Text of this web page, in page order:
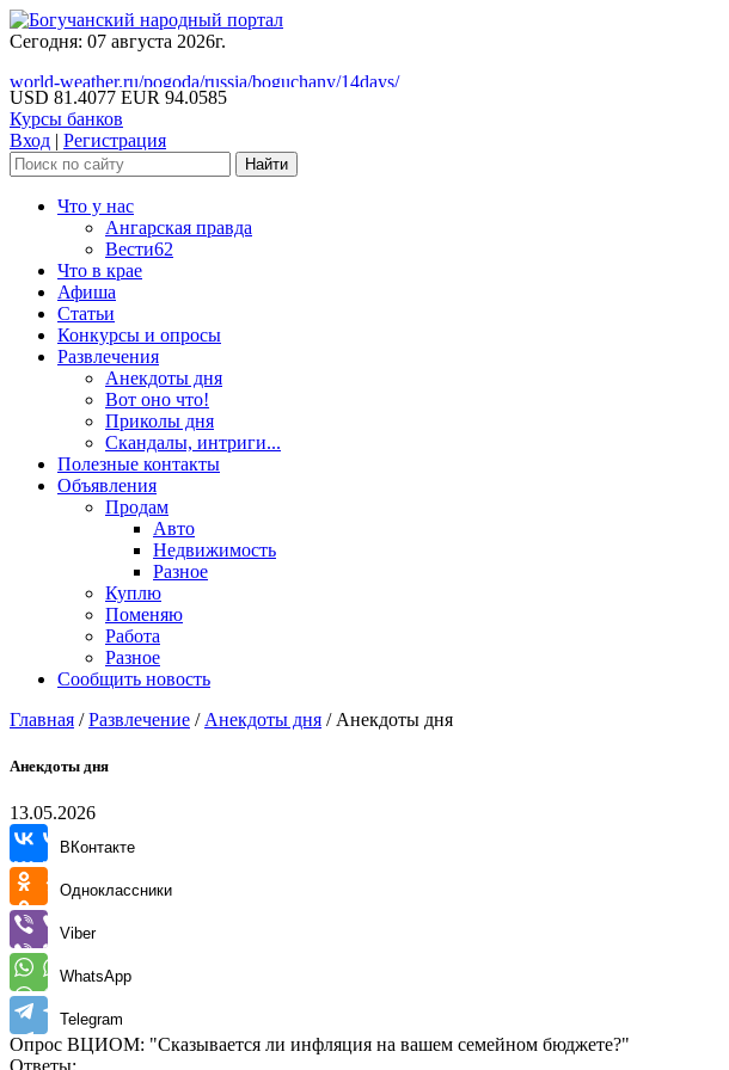
Сегодня: 07 августа 2026г.
world-weather.ru/pogoda/russia/boguchany/14days/
USD 81.4077 EUR 94.0585
Курсы банков
Вход | Регистрация
Что у нас
Ангарская правда
Вести62
Что в крае
Афиша
Статьи
Конкурсы и опросы
Развлечения
Анекдоты дня
Вот оно что!
Приколы дня
Скандалы, интриги...
Полезные контакты
Объявления
Продам
Авто
Недвижимость
Разное
Куплю
Поменяю
Работа
Разное
Сообщить новость
Главная /Развлечение / Анекдоты дня / Анекдоты дня
Анекдоты дня
13.05.2026
ВКонтакте
Одноклассники
Viber
WhatsApp
Telegram
Опрос ВЦИОМ: "Сказывается ли инфляция на вашем семейном бюджете?"